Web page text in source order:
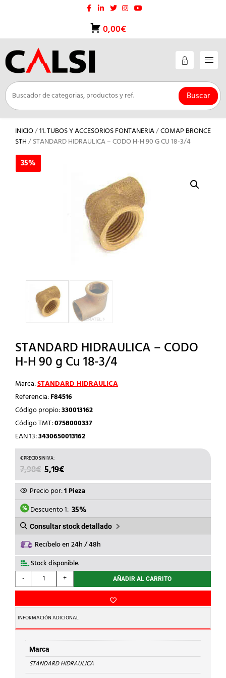
0,00€
Buscar
INICIO/11. TUBOS Y ACCESORIOS FONTANERIA/COMAP BRONCE
STH/ STANDARD HIDRAULICA – CODO H-H 90 G CU 18-3/4
35%
STANDARD HIDRAULICA – CODO
H-H 90 g Cu 18-3/4
Marca:STANDARD HIDRAULICA
Referencia:F84516
Código propio:330013162
Código TMT:0758000337
EAN 13:3430650013162
7,98€ EL
PRECIO
ORIGINAL
ERA:
7,98€.
5,19€
PRECIO
ACTUAL
ES:
5,19€.
Precio por:1 Pieza
Descuento 1: 35%
Consultar stock detallado
Recíbelo en 24h / 48h
Stock disponible.
-
STANDARD
HIDRAULICA
CODO
H-
H
90
g
Cu
18-
+ AÑADIR AL CARRITO
INFORMACIÓN ADICIONAL
Marca
STANDARD HIDRAULICA
35%